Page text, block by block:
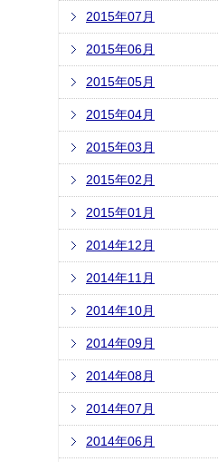
2015年07月
2015年06月
2015年05月
2015年04月
2015年03月
2015年02月
2015年01月
2014年12月
2014年11月
2014年10月
2014年09月
2014年08月
2014年07月
2014年06月